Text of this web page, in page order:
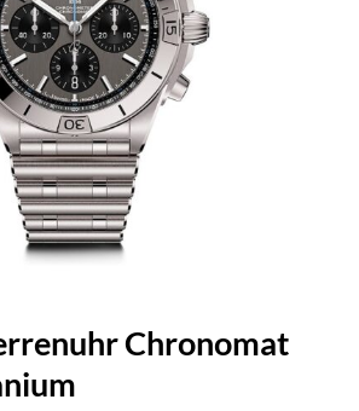
Chronomat